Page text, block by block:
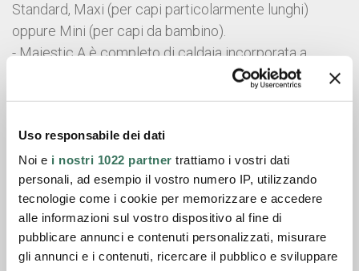
Uso responsabile dei dati
Noi e i nostri 1022 partner trattiamo i vostri dati
personali, ad esempio il vostro numero IP, utilizzando
tecnologie come i cookie per memorizzare e accedere
alle informazioni sul vostro dispositivo al fine di
pubblicare annunci e contenuti personalizzati, misurare
gli annunci e i contenuti, ricercare il pubblico e sviluppare
Standard, Maxi (per capi particolarmente lunghi)
oppure Mini (per capi da bambino).
- Majestic A è completo di caldaia incorporata a
funzionamento elettrico ed è dotato di controllo
Scheda tecnica
Catalogo generale
Chiedi informazioni